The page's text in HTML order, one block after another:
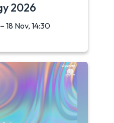
2026
18 Nov, 14:30